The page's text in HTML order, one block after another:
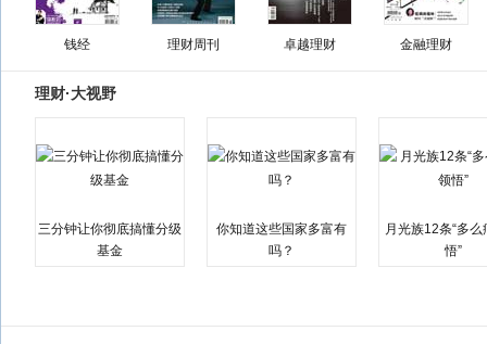
钱经 理财周刊 卓越理财 金融理财
理财·大视野
三分钟让你彻底搞懂分级
基金
你知道这些国家多富有
吗？
月光族12条“多么
悟”